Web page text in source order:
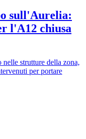
sull'Aurelia:
l'A12 chiusa
strutture della zona,
per portare